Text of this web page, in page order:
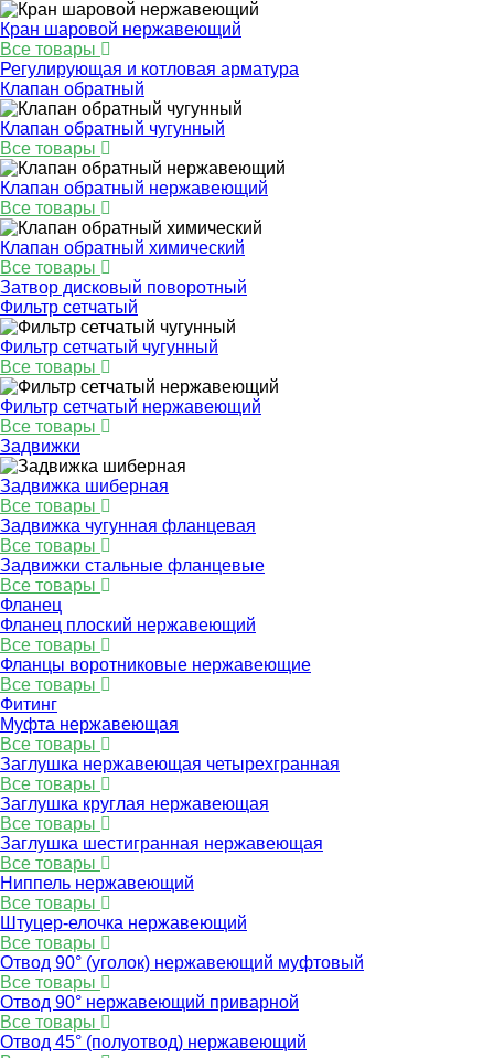
Кран шаровой нержавеющий
Все товары
Регулирующая и котловая арматура
Клапан обратный
Клапан обратный чугунный
Все товары
Клапан обратный нержавеющий
Все товары
Клапан обратный химический
Все товары
Затвор дисковый поворотный
Фильтр сетчатый
Фильтр сетчатый чугунный
Все товары
Фильтр сетчатый нержавеющий
Все товары
Задвижки
Задвижка шиберная
Все товары
Задвижка чугунная фланцевая
Все товары
Задвижки стальные фланцевые
Все товары
Фланец
Фланец плоский нержавеющий
Все товары
Фланцы воротниковые нержавеющие
Все товары
Фитинг
Муфта нержавеющая
Все товары
Заглушка нержавеющая четырехгранная
Все товары
Заглушка круглая нержавеющая
Все товары
Заглушка шестигранная нержавеющая
Все товары
Ниппель нержавеющий
Все товары
Штуцер-елочка нержавеющий
Все товары
Отвод 90° (уголок) нержавеющий муфтовый
Все товары
Отвод 90° нержавеющий приварной
Все товары
Отвод 45° (полуотвод) нержавеющий